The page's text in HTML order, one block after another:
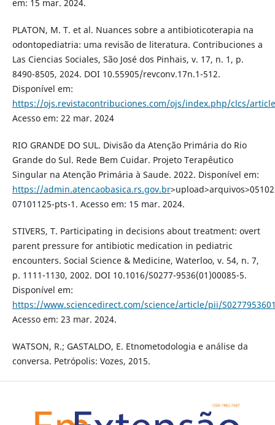
em: 15 mar. 2024.
PLATON, M. T. et al. Nuances sobre a antibioticoterapia na
odontopediatria: uma revisão de literatura. Contribuciones a
Las Ciencias Sociales, São José dos Pinhais, v. 17, n. 1, p.
8490-8505, 2024. DOI 10.55905/revconv.17n.1-512.
Disponível em:
https://ojs.revistacontribuciones.com/ojs/index.php/clcs/
Acesso em: 22 mar. 2024
RIO GRANDE DO SUL. Divisão da Atenção Primária do Rio
Grande do Sul. Rede Bem Cuidar. Projeto Terapêutico
Singular na Atenção Primária à Saude. 2022. Disponível em:
https://admin.atencaobasica.rs.gov.br
07101125-pts-1. Acesso em: 15 mar. 2024.
STIVERS, T. Participating in decisions about treatment: overt
parent pressure for antibiotic medication in pediatric
encounters. Social Science & Medicine, Waterloo, v. 54, n. 7,
p. 1111-1130, 2002. DOI 10.1016/S0277-9536(01)00085-5.
Disponível em:
https://www.sciencedirect.com/science/article/pii/
Acesso em: 23 mar. 2024.
WATSON, R.; GASTALDO, E. Etnometodologia e análise da
conversa. Petrópolis: Vozes, 2015.